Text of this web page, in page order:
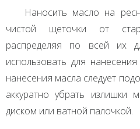
Наносить масло на
чистой щеточки от
распределяя по всей их
использовать для
нанесения масла следует
аккуратно убрать излишки
диском или ватной палочкой.